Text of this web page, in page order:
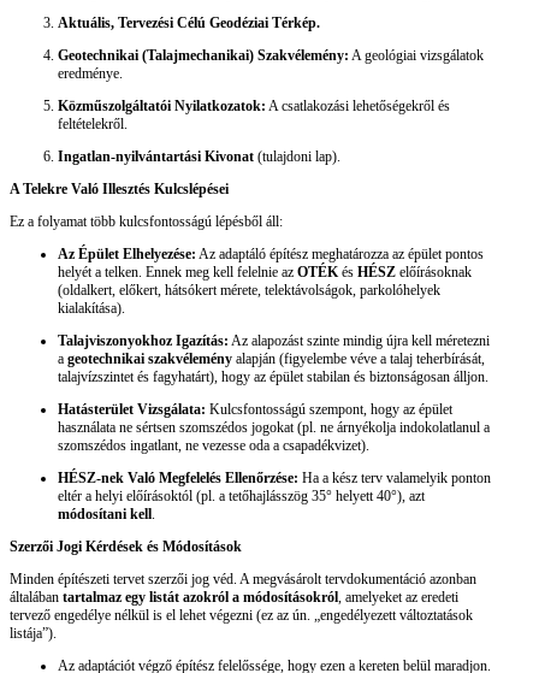
Aktuális, Tervezési Célú Geodéziai Térkép.
Geotechnikai (Talajmechanikai) Szakvélemény: A geológiai vizsgálatok
eredménye.
Közműszolgáltatói Nyilatkozatok: A csatlakozási lehetőségekről és
feltételekről.
Ingatlan-nyilvántartási Kivonat (tulajdoni lap).
A Telekre Való Illesztés Kulcslépései
Ez a folyamat több kulcsfontosságú lépésből áll:
Az Épület Elhelyezése: Az adaptáló építész meghatározza az épület pontos
helyét a telken. Ennek meg kell felelnie az OTÉK és HÉSZ előírásoknak
(oldalkert, előkert, hátsókert mérete, telektávolságok, parkolóhelyek
kialakítása).
Talajviszonyokhoz Igazítás: Az alapozást szinte mindig újra kell méretezni
a geotechnikai szakvélemény alapján (figyelembe véve a talaj teherbírását,
talajvízszintet és fagyhatárt), hogy az épület stabilan és biztonságosan álljon.
Hatásterület Vizsgálata: Kulcsfontosságú szempont, hogy az épület
használata ne sértsen szomszédos jogokat (pl. ne árnyékolja indokolatlanul a
szomszédos ingatlant, ne vezesse oda a csapadékvizet).
HÉSZ-nek Való Megfelelés Ellenőrzése: Ha a kész terv valamelyik ponton
eltér a helyi előírásoktól (pl. a tetőhajlásszög 35° helyett 40°), azt
módosítani kell
Szerzői Jogi Kérdések és Módosítások
Minden építészeti tervet szerzői jog véd. A megvásárolt tervdokumentáció azonban
általában tartalmaz egy listát azokról a módosításokról , amelyeket az eredeti
tervező engedélye nélkül is el lehet végezni (ez az ún. „engedélyezett változtatások
listája”).
Az adaptációt végző építész felelőssége, hogy ezen a kereten belül maradjon.